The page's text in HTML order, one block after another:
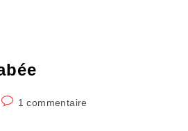
Commentaires
1 commentaire